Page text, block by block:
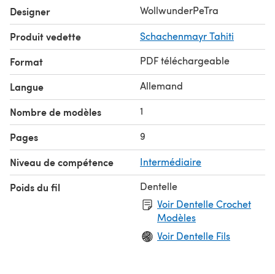
Maschen, Kettmaschen und Stäbchen können.
Designer WollwunderPeTra
Produit vedette Schachenmayr Tahiti
Format PDF téléchargeable
Langue Allemand
Nombre de modèles 1
Pages 9
Niveau de compétence Intermédiaire
Poids du fil
Dentelle
Voir Dentelle Crochet
Modèles
Voir Dentelle Fils